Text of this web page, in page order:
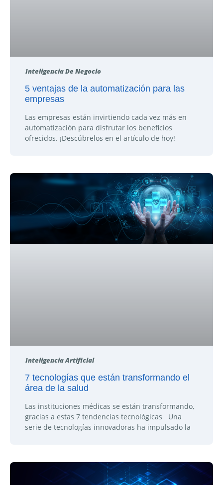
Inteligencia De Negocio
5 ventajas de la automatización para las
empresas
Las empresas están invirtiendo cada vez más en
automatización para disfrutar los beneficios
ofrecidos. ¡Descúbrelos en el artículo de hoy!
Inteligencia Artificial
7 tecnologías que están transformando el
área de la salud
Las instituciones médicas se están transformando,
gracias a estas 7 tendencias tecnológicas Una
serie de tecnologías innovadoras ha impulsado la